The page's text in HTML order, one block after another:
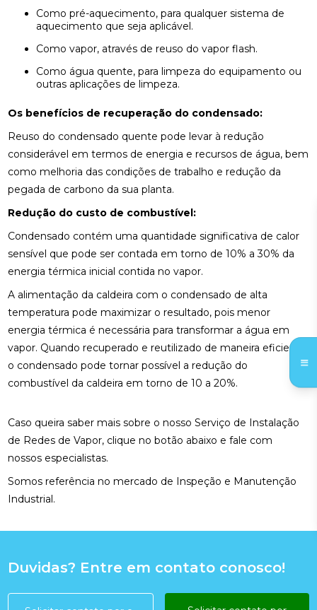
Como pré-aquecimento, para qualquer sistema de
aquecimento que seja aplicável.
Como vapor, através de reuso do vapor flash.
Como água quente, para limpeza do equipamento ou
outras aplicações de limpeza.
Os benefícios de recuperação do condensado:
Reuso do condensado quente pode levar à redução
considerável em termos de energia e recursos de água, bem
como melhoria das condições de trabalho e redução da
pegada de carbono da sua planta.
Redução do custo de combustível:
Condensado contém uma quantidade significativa de calor
sensível que pode ser contada em torno de 10% a 30% da
energia térmica inicial contida no vapor.
A alimentação da caldeira com o condensado de alta
temperatura pode maximizar o resultado, pois menor
energia térmica é necessária para transformar a água em
vapor. Quando recuperado e reutilizado de maneira eficiente,
o condensado pode tornar possível a redução do
combustível da caldeira em torno de 10 a 20%.
Caso queira saber mais sobre o nosso Serviço de Instalação
de Redes de Vapor, clique no botão abaixo e fale com
nossos especialistas.
Somos referência no mercado de Inspeção e Manutenção
Industrial.
Duvidas? Entre em contato conosco!